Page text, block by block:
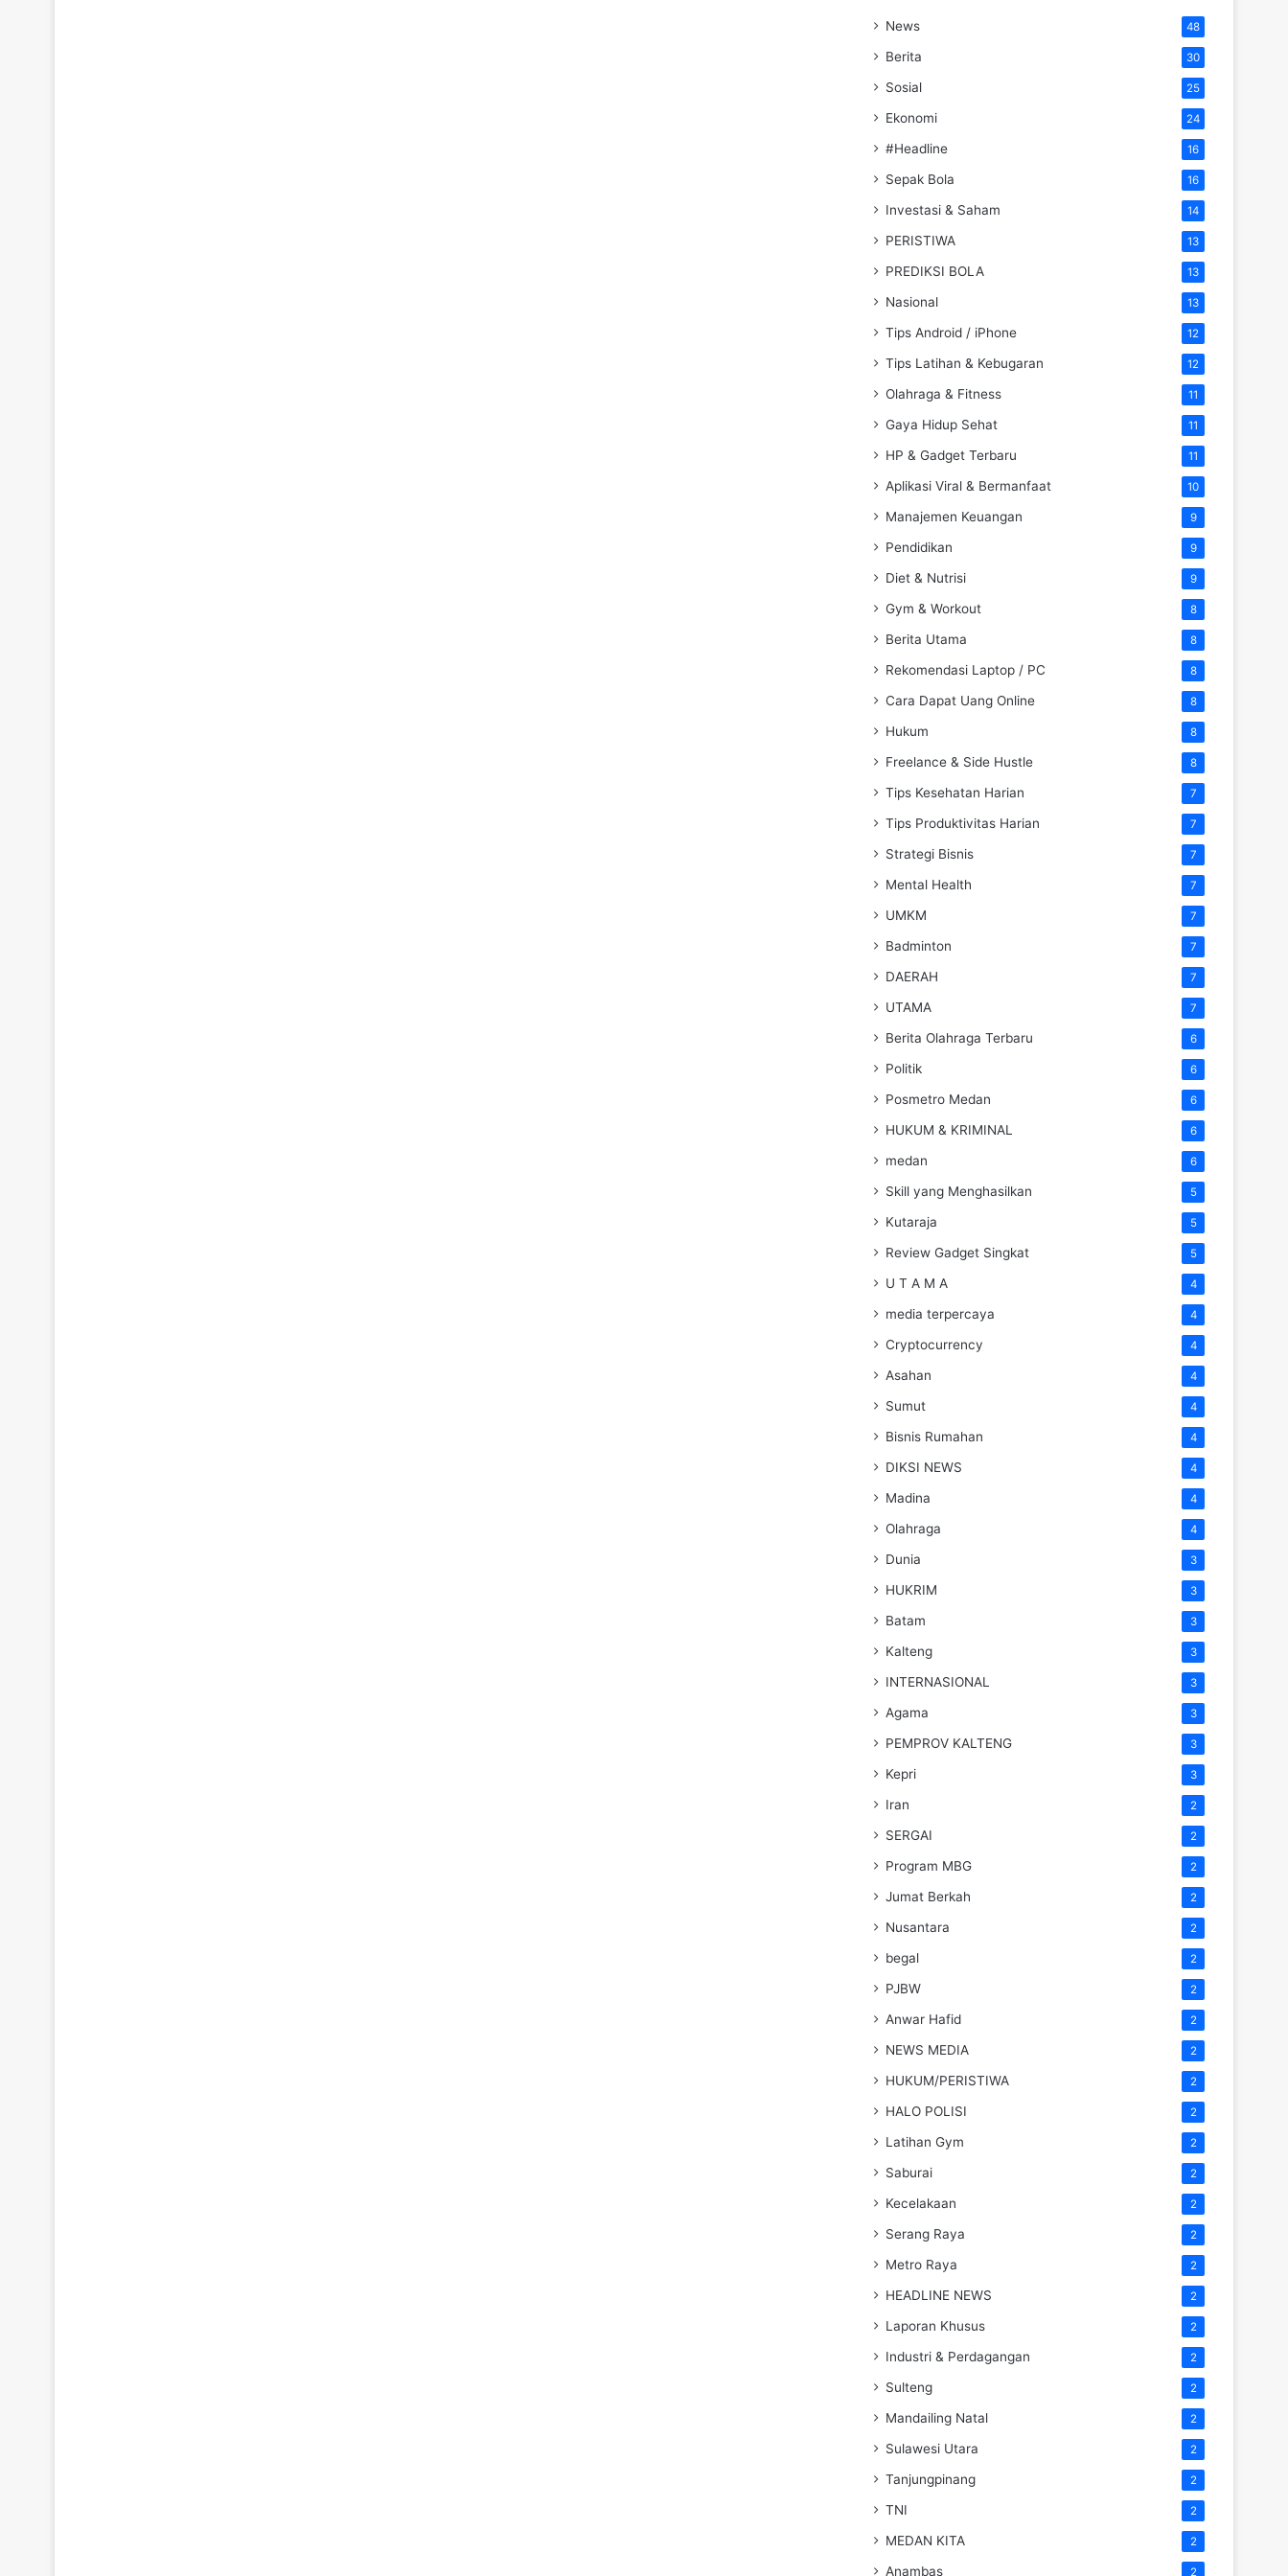
News 48
Berita 30
Sosial 25
Ekonomi 24
#Headline 16
Sepak Bola 16
Investasi & Saham 14
PERISTIWA 13
PREDIKSI BOLA 13
Nasional 13
Tips Android / iPhone 12
Tips Latihan & Kebugaran 12
Olahraga & Fitness 11
Gaya Hidup Sehat 11
HP & Gadget Terbaru 11
Aplikasi Viral & Bermanfaat 10
Manajemen Keuangan 9
Pendidikan 9
Diet & Nutrisi 9
Gym & Workout 8
Berita Utama 8
Rekomendasi Laptop / PC 8
Cara Dapat Uang Online 8
Hukum 8
Freelance & Side Hustle 8
Tips Kesehatan Harian 7
Tips Produktivitas Harian 7
Strategi Bisnis 7
Mental Health 7
UMKM 7
Badminton 7
DAERAH 7
UTAMA 7
Berita Olahraga Terbaru 6
Politik 6
Posmetro Medan 6
HUKUM & KRIMINAL 6
medan 6
Skill yang Menghasilkan 5
Kutaraja 5
Review Gadget Singkat 5
U T A M A 4
media terpercaya 4
Cryptocurrency 4
Asahan 4
Sumut 4
Bisnis Rumahan 4
DIKSI NEWS 4
Madina 4
Olahraga 4
Dunia 3
HUKRIM 3
Batam 3
Kalteng 3
INTERNASIONAL 3
Agama 3
PEMPROV KALTENG 3
Kepri 3
Iran 2
SERGAI 2
Program MBG 2
Jumat Berkah 2
Nusantara 2
begal 2
PJBW 2
Anwar Hafid 2
NEWS MEDIA 2
HUKUM/PERISTIWA 2
HALO POLISI 2
Latihan Gym 2
Saburai 2
Kecelakaan 2
Serang Raya 2
Metro Raya 2
HEADLINE NEWS 2
Laporan Khusus 2
Industri & Perdagangan 2
Sulteng 2
Mandailing Natal 2
Sulawesi Utara 2
Tanjungpinang 2
TNI 2
MEDAN KITA 2
Anambas 2